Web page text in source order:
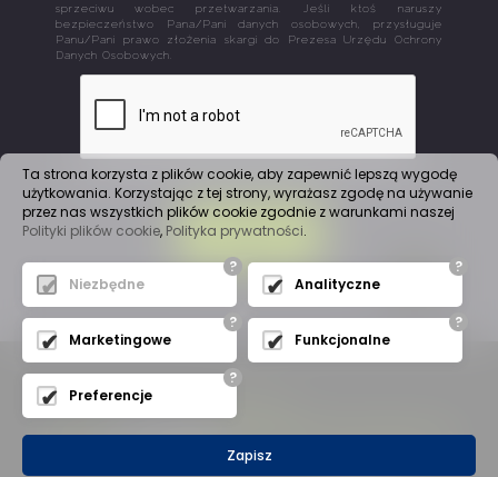
sprzeciwu wobec przetwarzania. Jeśli ktoś naruszy
bezpieczeństwo Pana/Pani danych osobowych, przysługuje
Panu/Pani prawo złożenia skargi do Prezesa Urzędu Ochrony
Danych Osobowych.
WYŚLIJ
(C) 2019AJAutomation- Wszelkie Prawa Zastrzeżone
Ta strona korzysta z plików cookie, aby zapewnić lepszą wygodę
użytkowania. Korzystając z tej strony, wyrażasz zgodę na używanie
przez nas wszystkich plików cookie zgodnie z warunkami naszej
Polityki plików cookie, Polityka prywatności.
?
Niezbędne
?
Analityczne
?
Marketingowe
?
Funkcjonalne
?
Preferencje
Zapisz